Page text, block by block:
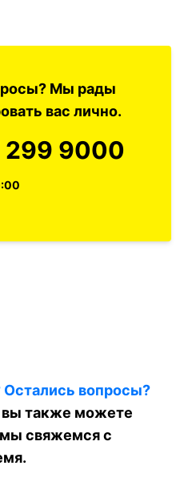
Мы рады
вас лично.
299 9000
вопросы?
вы также можете
мы свяжемся с